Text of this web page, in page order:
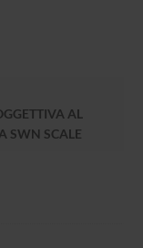
AL
SWN SCALE